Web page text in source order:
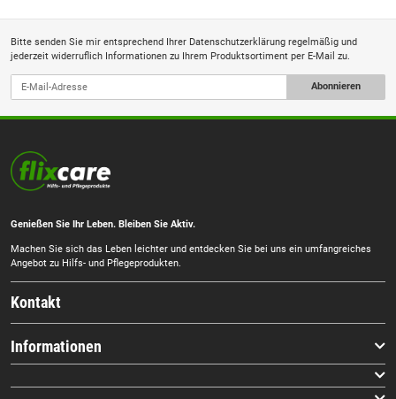
Bitte senden Sie mir entsprechend Ihrer Datenschutzerklärung regelmäßig und
jederzeit widerruflich Informationen zu Ihrem Produktsortiment per E-Mail zu.
Abonnieren
Genießen Sie Ihr Leben. Bleiben Sie Aktiv.
Machen Sie sich das Leben leichter und entdecken Sie bei uns ein umfangreiches
Angebot zu Hilfs- und Pflegeprodukten.
Kontakt
Informationen